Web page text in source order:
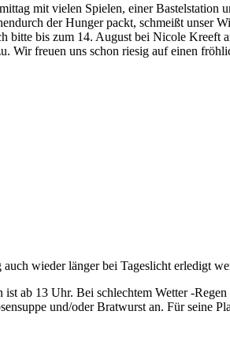
mit vielen Spielen, einer Bastelstation
der Hunger packt, schmeißt unser
bitte bis zum 14. August bei Nicole Kreeft
Wir freuen uns schon riesig auf einen
wieder länger bei Tageslicht erledigt
ab 13 Uhr. Bei schlechtem Wetter -
und/oder Bratwurst an. Für seine